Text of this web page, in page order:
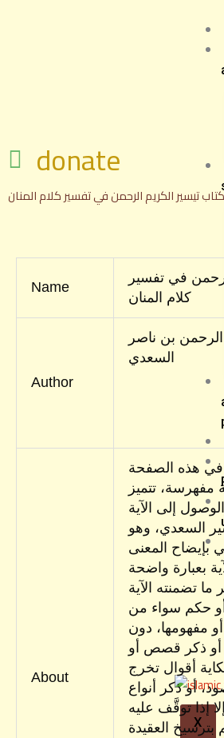
X
donate
كتاب تيسير الكريم الرحمن في تفسير كلام المنان
Name
في تفسير
كلام المنان
Author
الرحمن بن ناصر
السعدي
About
هذه الصفحة
مفهرسة، تتميز
إلى الآية
السعدي، وهو
بإيضاح المعنى
بعبارة واضحة
تضمنته الآية
حكم سواء من
مفهومها، دون
أو ذكر قصص أو
أقوال تخرج
أو ذكر أنواع
إذا توقَّف عليه
بترسيخ العقيدة